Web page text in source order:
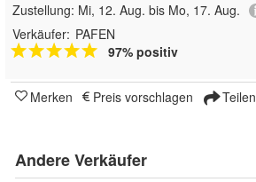
Zustellung: Mi, 12. Aug. bis Mo, 17. Aug.
Verkäufer: PAFEN
97% positiv
Merken Preis vorschlagen Teilen
Andere Verkäufer